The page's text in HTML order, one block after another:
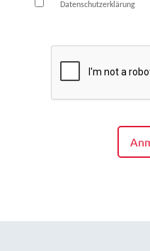
Datenschutzerklärung